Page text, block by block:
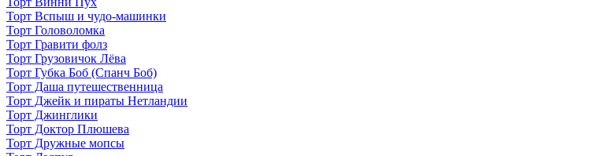
Торт Вспыш и чудо-машинки
Торт Головоломка
Торт Гравити фолз
Торт Грузовичок Лёва
Торт Губка Боб (Спанч Боб)
Торт Даша путешественница
Торт Джейк и пираты Нетландии
Торт Джинглики
Торт Доктор Плюшева
Торт Дружные мопсы